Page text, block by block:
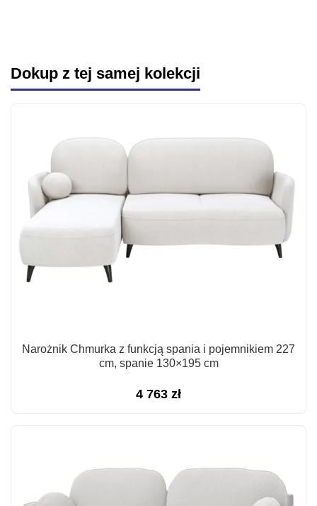
Dokup z tej samej kolekcji
Narożnik Chmurka z funkcją spania i pojemnikiem 227
cm, spanie 130×195 cm
4 763 zł